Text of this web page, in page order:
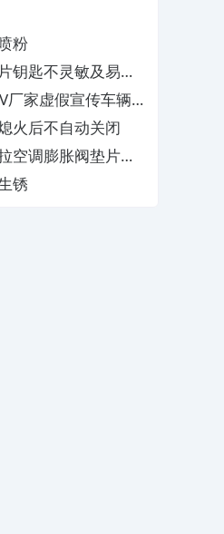
粉
钥匙不灵敏及易消
厂家虚假宣传车辆配
火后不自动关闭
空调膨胀阀垫片生
锈